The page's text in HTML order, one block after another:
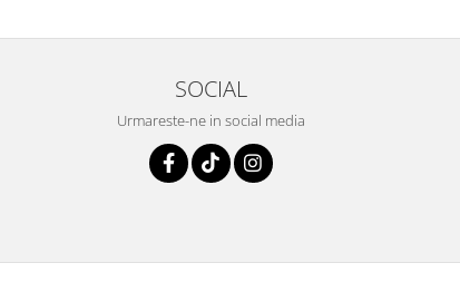
SOCIAL
Urmareste-ne in social media